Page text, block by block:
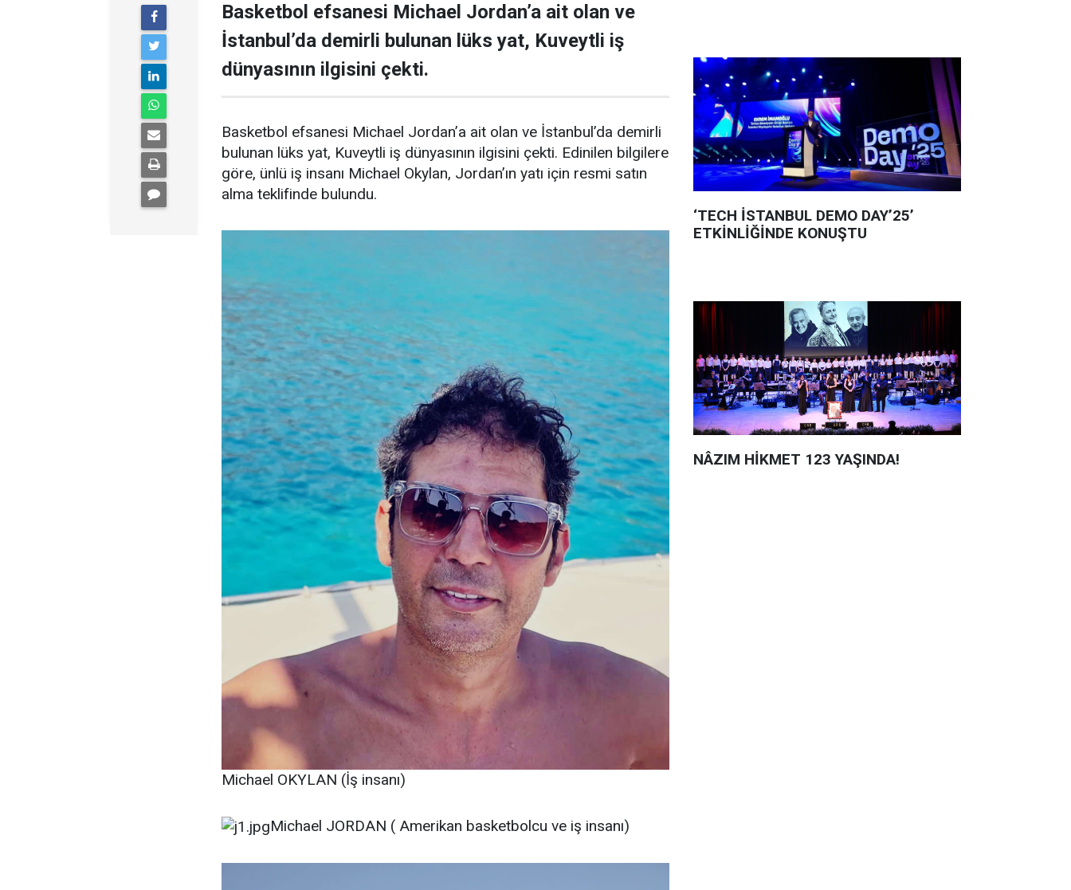
Basketbol efsanesi Michael Jordan’a ait olan ve
İstanbul’da demirli bulunan lüks yat, Kuveytli iş
dünyasının ilgisini çekti.
Basketbol efsanesi Michael Jordan’a ait olan ve İstanbul’da demirli
bulunan lüks yat, Kuveytli iş dünyasının ilgisini çekti. Edinilen bilgilere
göre, ünlü iş insanı Michael Okylan, Jordan’ın yatı için resmi satın
alma teklifinde bulundu.
Michael OKYLAN (İş insanı)
Michael JORDAN ( Amerikan basketbolcu ve iş insanı)
‘TECH İSTANBUL DEMO DAY’25’
ETKİNLİĞİNDE KONUŞTU
NÂZIM HİKMET 123 YAŞINDA!